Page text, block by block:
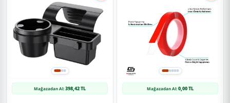
Mağazadan Al:398,42 TL Mağazadan Al:0,00 TL